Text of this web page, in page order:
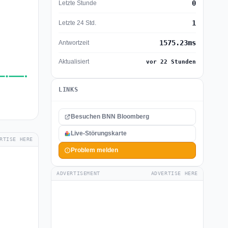
HERE
Letzte Stunde 0
Letzte 24 Std. 1
Antwortzeit 1575.23ms
Aktualisiert vor 22 Stunden
LINKS
Besuchen BNN Bloomberg
Live-Störungskarte
Problem melden
ADVERTISEMENT ADVERTISE HERE